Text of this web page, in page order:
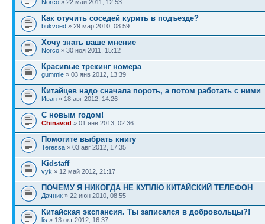
Norco » 22 май 2011, 12:53
Как отучить соседей курить в подъезде?
bukvoed » 29 мар 2010, 08:59
Хочу знать ваше мнение
Norco » 30 ноя 2011, 15:12
Красивые трекинг номера
gummie » 03 янв 2012, 13:39
Китайцев надо сначала пороть, а потом работать с ними
Иван » 18 авг 2012, 14:26
С новым годом!
Chinavod » 01 янв 2013, 02:36
Помогите выбрать книгу
Teressa » 03 авг 2012, 17:35
Kidstaff
vyk » 12 май 2012, 21:17
ПОЧЕМУ Я НИКОГДА НЕ КУПЛЮ КИТАЙСКИЙ ТЕЛЕФОН
Дачник » 22 июн 2010, 08:55
Китайская экспансия. Ты записался в добровольцы?!
lis » 13 окт 2012, 16:37